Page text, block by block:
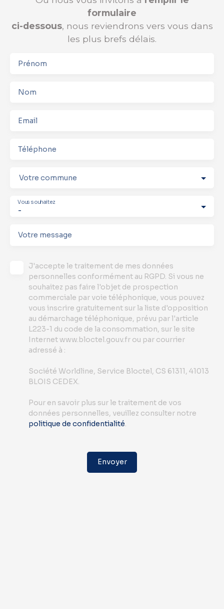
formulaire
ci-dessous, nous reviendrons vers vous dans
les plus brefs délais.
Prénom
Nom
Email
Téléphone
Votre commune
-
Vous souhaitez
Votre message
J'accepte le traitement de mes données
personnelles conformément au RGPD. Si vous ne
souhaitez pas faire l'objet de prospection
commerciale par voie téléphonique, vous pouvez
vous inscrire gratuitement sur la liste d'opposition
au démarchage téléphonique, prévu par l'article
L223-1 du code de la consommation, sur le site
Internet www.bloctel.gouv.fr ou par courrier
adressé à :
Société Worldline, Service Bloctel, CS 61311, 41013
BLOIS CEDEX.
Pour en savoir plus sur le traitement de vos
données personnelles, veuillez consulter notre
politique de confidentialité.
Envoyer